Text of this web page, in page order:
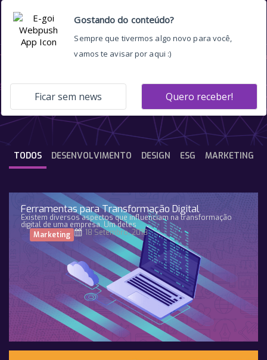
DESENVOLVIMENTO DESIGN ESG MARKETING
TODOS
Ferramentas para Transformação Digital
Existem diversos aspectos que influenciam na transformação
digital de uma empresa. Um deles
Marketing
18 Setembro, 2018